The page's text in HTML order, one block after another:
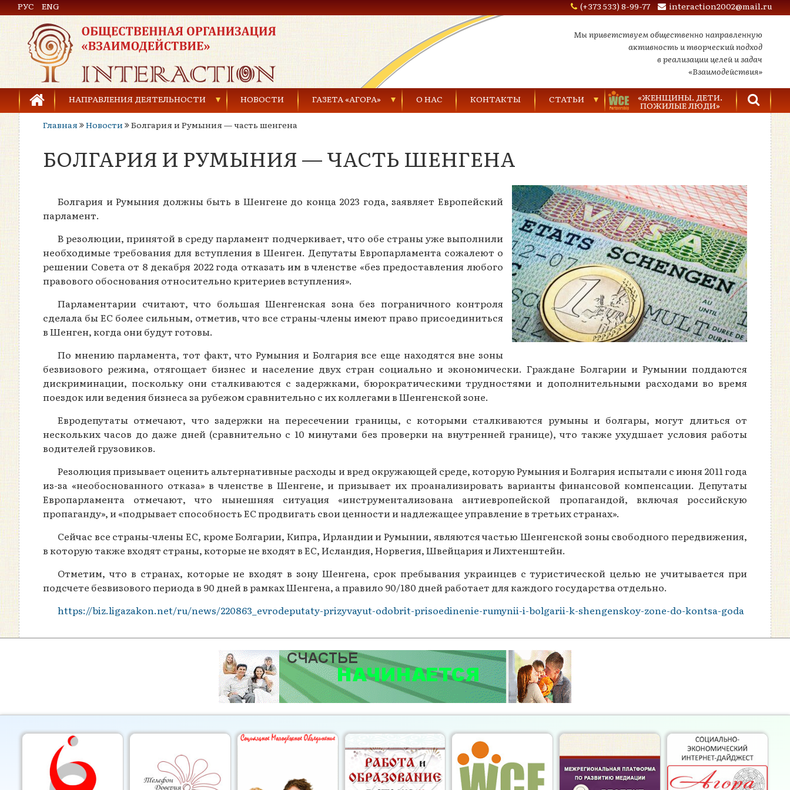
Общественная организация «Взаимодействие»
РУС ENG (+373 533) 8-99-77 interaction2002@mail.ru
Мы приветствуем общественно направленную
активность и творческий подход
в реализации целей и задач
«Взаимодействия»
НАПРАВЛЕНИЯ ДЕЯТЕЛЬНОСТИ
Предупреждение торговли людьми
Предупреждение насилия в семье
Развитие детей и молодёжи
НОВОСТИ ГАЗЕТА «АГОРА»
Газеты за 2020 г.
Газеты за 2018 г.
Газеты за 2016 г.
Газеты за 2015 г.
Газеты за 2014 г.
Газеты за 2013 г.
О НАС КОНТАКТЫ СТАТЬИ «ЖЕНЩИНЫ. ДЕТИ.
ПОЖИЛЫЕ ЛЮДИ»
Главная
Новости Болгария и Румыния — часть шенгена
БОЛГАРИЯ И РУМЫНИЯ — ЧАСТЬ ШЕНГЕНА
Болгария и Румыния должны быть в Шенгене до конца 2023 года, заявляет Европейский
парламент.
В резолюции, принятой в среду парламент подчеркивает, что обе страны уже выполнили
необходимые требования для вступления в Шенген. Депутаты Европарламента сожалеют о
решении Совета от 8 декабря 2022 года отказать им в членстве «без предоставления любого
правового обоснования относительно критериев вступления».
Парламентарии считают, что большая Шенгенская зона без пограничного контроля
сделала бы ЕС более сильным, отметив, что все страны-члены имеют право присоединиться
в Шенген, когда они будут готовы.
По мнению парламента, тот факт, что Румыния и Болгария все еще находятся вне зоны
безвизового режима, отягощает бизнес и население двух стран социально и экономически. Граждане Болгарии и Румынии поддаются
дискриминации, поскольку они сталкиваются с задержками, бюрократическими трудностями и дополнительными расходами во время
поездок или ведения бизнеса за рубежом сравнительно с их коллегами в Шенгенской зоне.
Евродепутаты отмечают, что задержки на пересечении границы, с которыми сталкиваются румыны и болгары, могут длиться от
нескольких часов до даже дней (сравнительно с 10 минутами без проверки на внутренней границе), что также ухудшает условия работы
водителей грузовиков.
Резолюция призывает оценить альтернативные расходы и вред окружающей среде, которую Румыния и Болгария испытали с июня 2011 года
из-за «необоснованного отказа» в членстве в Шенгене, и призывает их проанализировать варианты финансовой компенсации. Депутаты
Европарламента отмечают, что нынешняя ситуация «инструментализована антиевропейской пропагандой, включая российскую
пропаганду», и «подрывает способность ЕС продвигать свои ценности и надлежащее управление в третьих странах».
Сейчас все страны-члены ЕС, кроме Болгарии, Кипра, Ирландии и Румынии, являются частью Шенгенской зоны свободного передвижения,
в которую также входят страны, которые не входят в ЕС, Исландия, Норвегия, Швейцария и Лихтенштейн.
Отметим, что в странах, которые не входят в зону Шенгена, срок пребывания украинцев с туристической целью не учитывается при
подсчете безвизового периода в 90 дней в рамках Шенгена, а правило 90/180 дней работает для каждого государства отдельно.
https://biz.ligazakon.net/ru/news/220863_evrodeputaty-prizyvayut-odobrit-prisoedinenie-rumynii-i-bolgarii-k-shengenskoy-zone-do-kontsa-goda